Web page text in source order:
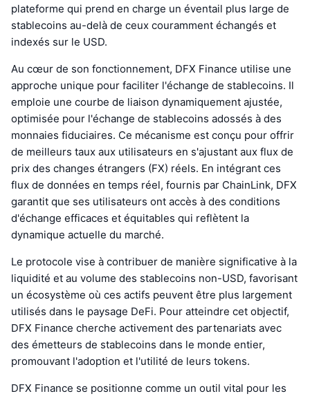
plateforme qui prend en charge un éventail plus large de
stablecoins au-delà de ceux couramment échangés et
indexés sur le USD.
Au cœur de son fonctionnement, DFX Finance utilise une
approche unique pour faciliter l'échange de stablecoins. Il
emploie une courbe de liaison dynamiquement ajustée,
optimisée pour l'échange de stablecoins adossés à des
monnaies fiduciaires. Ce mécanisme est conçu pour offrir
de meilleurs taux aux utilisateurs en s'ajustant aux flux de
prix des changes étrangers (FX) réels. En intégrant ces
flux de données en temps réel, fournis par ChainLink, DFX
garantit que ses utilisateurs ont accès à des conditions
d'échange efficaces et équitables qui reflètent la
dynamique actuelle du marché.
Le protocole vise à contribuer de manière significative à la
liquidité et au volume des stablecoins non-USD, favorisant
un écosystème où ces actifs peuvent être plus largement
utilisés dans le paysage DeFi. Pour atteindre cet objectif,
DFX Finance cherche activement des partenariats avec
des émetteurs de stablecoins dans le monde entier,
promouvant l'adoption et l'utilité de leurs tokens.
DFX Finance se positionne comme un outil vital pour les